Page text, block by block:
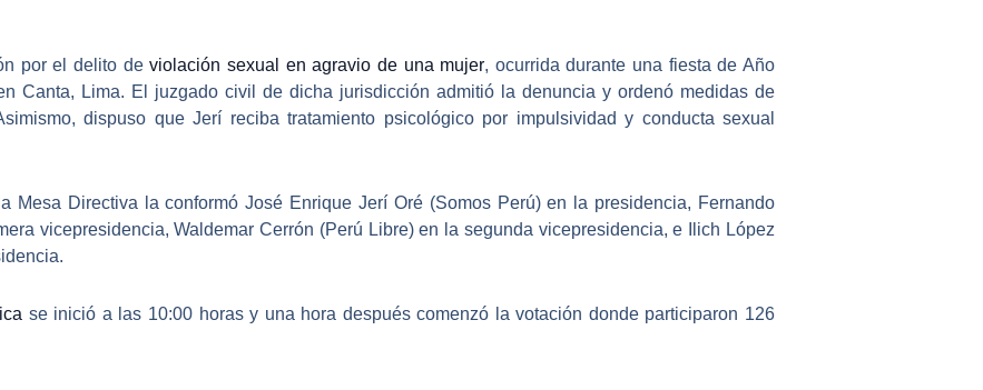
por el delito deviolación sexual en agravio de una mujer, ocurrida durante una fiesta de Año
Canta, Lima. El juzgado civil de dicha jurisdicción admitió la denuncia y ordenó medidas de
dispuso que Jerí reciba tratamiento psicológico por impulsividad y conducta sexual
Mesa Directiva la conformóJosé Enrique Jerí Oré (Somos Perú)en la presidencia, Fernando
vicepresidencia, Waldemar Cerrón (Perú Libre) en la segunda vicepresidencia, e Ilich López
se inició a las 10:00 horas y una hora después comenzó la votación donde participaron 126